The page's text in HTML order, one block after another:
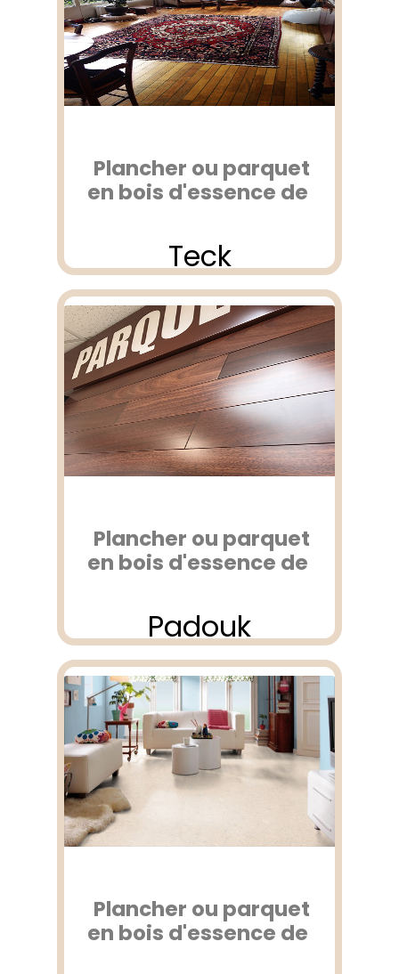
Plancher ou parquet
en bois d'essence de
Teck
Plancher ou parquet
en bois d'essence de
Padouk
Plancher ou parquet
en bois d'essence de